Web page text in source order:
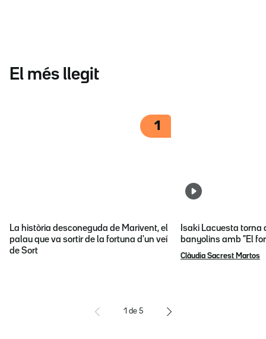
El més llegit
1
La història desconeguda de Marivent, el
palau que va sortir de la fortuna d'un veí
de Sort
Isaki Lacuesta torna
banyolins amb "El
Clàudia Sacrest Martos
1 de 5